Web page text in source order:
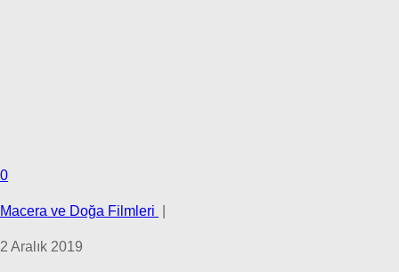
0
Macera ve Doğa Filmleri
2 Aralık 2019